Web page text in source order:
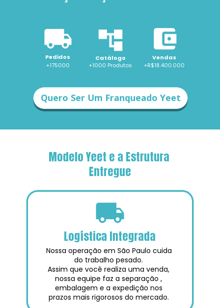
Pedidos Catálogo
Vendas
+175000
+R$18.400.000
+1000 Produtos
Quero Ser Um Franqueado Yeet
Modelo Yeet e a Estrutura
Entregue
Logística Integrada
Nossa operação em São Paulo cuida
do trabalho pesado.
Assim que você realiza uma venda,
nossa equipe faz a separação ,
embalagem e a expedição nos
prazos mais rigorosos do mercado.